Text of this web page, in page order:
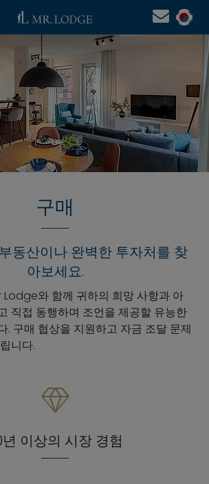
구매
동산이나 완벽한 투자처를 찾
아보세요.
Lodge와 함께 귀하의 희망 사항과 아
직접 동행하며 조언을 제공할 유능한
. 구매 협상을 지원하고 자금 조달 문제
니다.
이상의 시장 경험